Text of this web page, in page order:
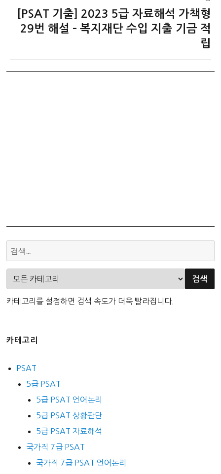
[PSAT 기출] 2023 5급 자료해석 가책형
29번 해설 – 복지재단 수입 지출 기금 적
립
카테고리를 설정하면 검색 속도가 더욱 빨라집니다.
카테고리
PSAT
5급 PSAT
5급 PSAT 언어논리
5급 PSAT 상황판단
5급 PSAT 자료해석
국가직 7급 PSAT
국가직 7급 PSAT 언어논리